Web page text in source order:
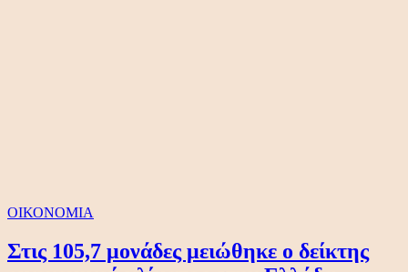
ΟΙΚΟΝΟΜΙΑ
Στις 105,7 μονάδες μειώθηκε ο δείκτης